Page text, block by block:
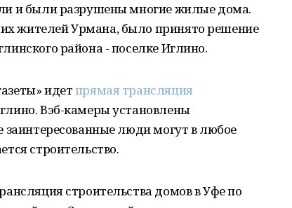
и были разрушены многие жилые дома.
жителей Урмана, было принято решение
района - поселке Иглино.
идетпрямая трансляция
Вэб-камеры установлены
заинтересованные люди могут в любое
строительство.
строительства домов в Уфе по